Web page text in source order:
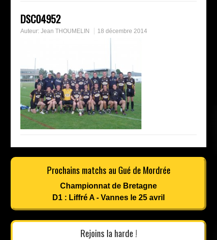
DSC04952
Auteur:Jean THOUMELIN 18 décembre 2014
Prochains matchs au Gué de Mordrée
Championnat de Bretagne
D1 : Liffré A - Vannes le 25 avril
Rejoins la harde !